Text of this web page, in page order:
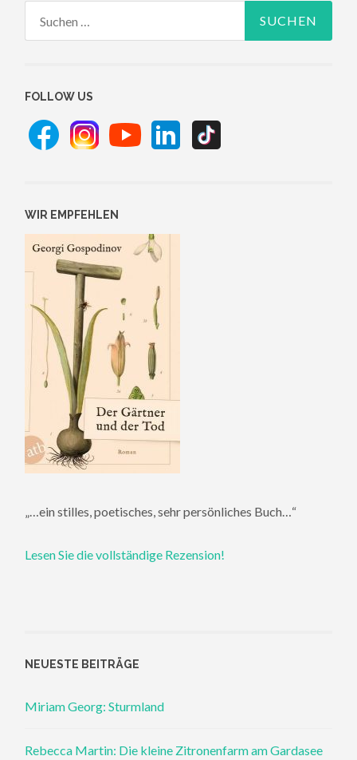
FOLLOW US
WIR EMPFEHLEN
„…ein stilles, poetisches, sehr persönliches Buch…“
Lesen Sie die vollständige Rezension!
NEUESTE BEITRÄGE
Miriam Georg: Sturmland
Rebecca Martin: Die kleine Zitronenfarm am Gardasee